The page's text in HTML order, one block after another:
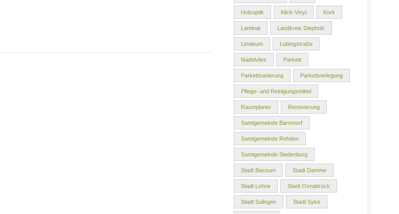
Holzoptik Klick-Vinyl Kork
Laminat Landkreis Diepholz
Linoleum Lubingstraße
Nadelvlies Parkett
Parkettsanierung Parkettverlegung
Pflege- und Reinigungsmittel
Raumplaner Renovierung
Samtgemeinde Barnstorf
Samtgemeinde Rehden
Samtgemeinde Siedenburg
Stadt Bassum Stadt Damme
Stadt Lohne Stadt Osnabrück
Stadt Sulingen Stadt Syke